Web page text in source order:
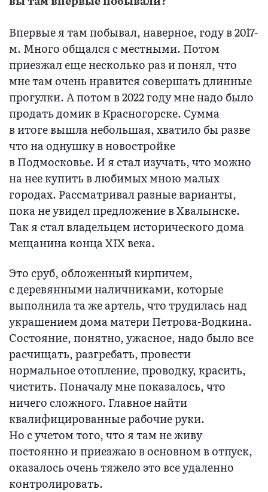
Впервые я там побывал, наверное, году в 2017-
м. Много общался с местными. Потом
приезжал еще несколько раз и понял, что
мне там очень нравится совершать длинные
прогулки. А потом в 2022 году мне надо было
продать домик в Красногорске. Сумма
в итоге вышла небольшая, хватило бы разве
что на однушку в новостройке
в Подмосковье. И я стал изучать, что можно
на нее купить в любимых мною малых
городах. Рассматривал разные варианты,
пока не увидел предложение в Хвалынске.
Так я стал владельцем исторического дома
мещанина конца XIX века.
Это сруб, обложенный кирпичем,
с деревянными наличниками, которые
выполнила та же артель, что трудилась над
украшением дома матери Петрова-Водкина.
Состояние, понятно, ужасное, надо было все
расчищать, разгребать, провести
нормальное отопление, проводку, красить,
чистить. Поначалу мне показалось, что
ничего сложного. Главное найти
квалифицированные рабочие руки.
Но с учетом того, что я там не живу
постоянно и приезжаю в основном в отпуск,
оказалось очень тяжело это все удаленно
контролировать.